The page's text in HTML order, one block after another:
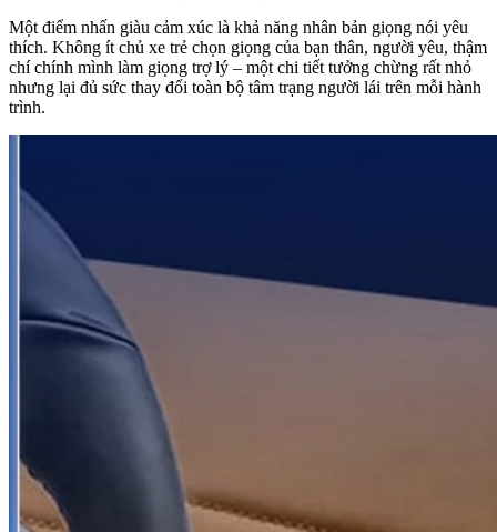
Một điểm nhấn giàu cảm xúc là khả năng nhân bản giọng nói yêu
thích. Không ít chủ xe trẻ chọn giọng của bạn thân, người yêu, thậm
chí chính mình làm giọng trợ lý – một chi tiết tưởng chừng rất nhỏ
nhưng lại đủ sức thay đổi toàn bộ tâm trạng người lái trên mỗi hành
trình.